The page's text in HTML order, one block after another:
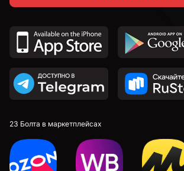
23 Болта в маркетплейсах